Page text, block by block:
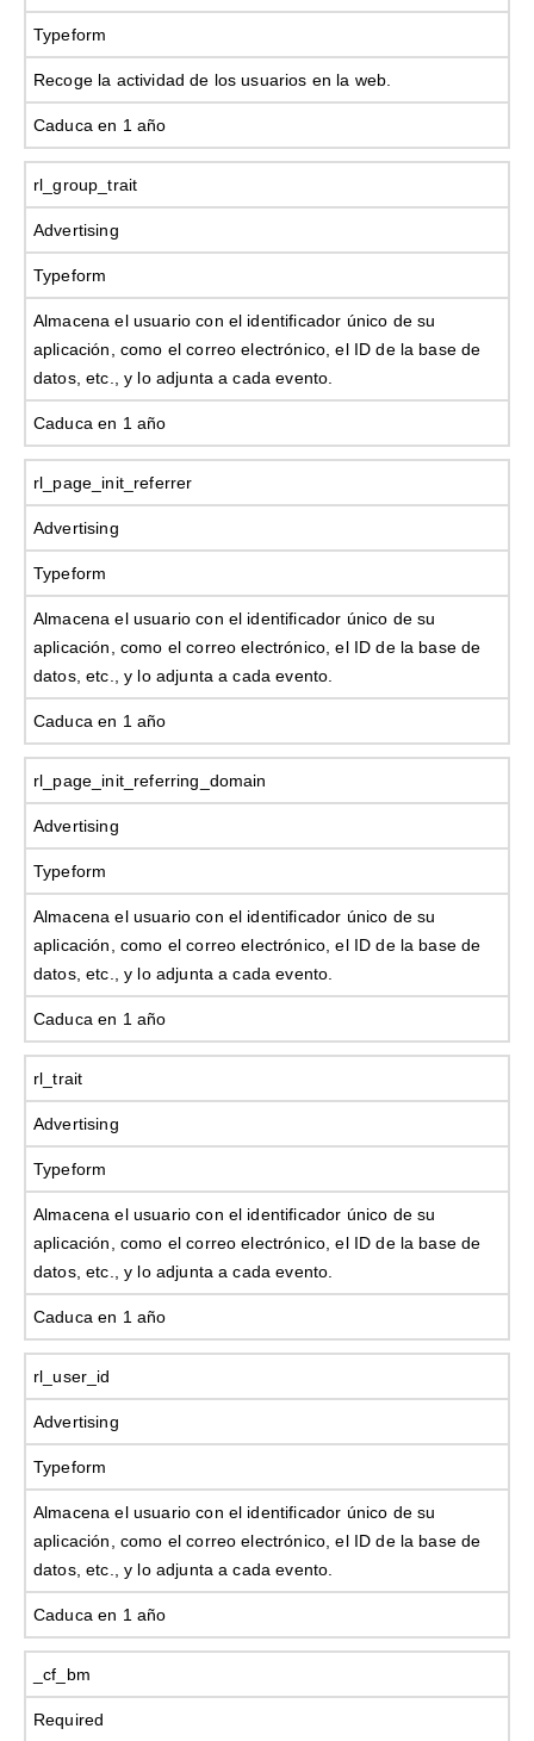
Typeform
Recoge la actividad de los usuarios en la web.
Caduca en 1 año
rl_group_trait
Advertising
Typeform
Almacena el usuario con el identificador único de su
aplicación, como el correo electrónico, el ID de la base de
datos, etc., y lo adjunta a cada evento.
Caduca en 1 año
rl_page_init_referrer
Advertising
Typeform
Almacena el usuario con el identificador único de su
aplicación, como el correo electrónico, el ID de la base de
datos, etc., y lo adjunta a cada evento.
Caduca en 1 año
rl_page_init_referring_domain
Advertising
Typeform
Almacena el usuario con el identificador único de su
aplicación, como el correo electrónico, el ID de la base de
datos, etc., y lo adjunta a cada evento.
Caduca en 1 año
rl_trait
Advertising
Typeform
Almacena el usuario con el identificador único de su
aplicación, como el correo electrónico, el ID de la base de
datos, etc., y lo adjunta a cada evento.
Caduca en 1 año
rl_user_id
Advertising
Typeform
Almacena el usuario con el identificador único de su
aplicación, como el correo electrónico, el ID de la base de
datos, etc., y lo adjunta a cada evento.
Caduca en 1 año
_cf_bm
Required